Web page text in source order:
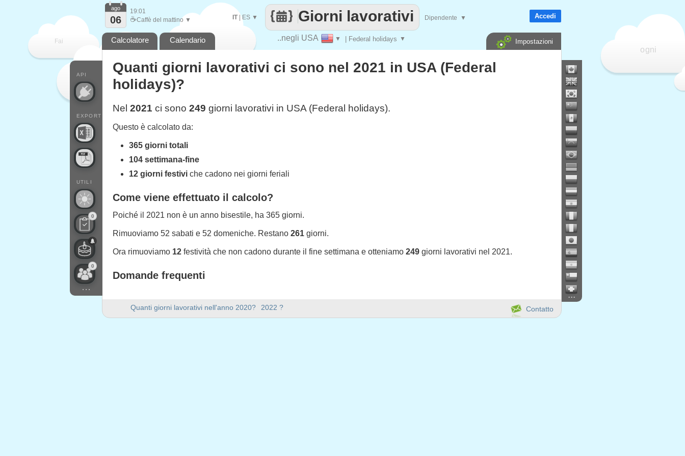
Fai
contare
ogni
..negli USA ▼ | Federal holidays ▼
Giorni lavorativi
IT|ES ▼ Dipendente ▼
API
EXPORT
UTILI
0
0
...
ago
06
19:01
☕Caffè del mattino ▼ Accedi
Calcolatore Calendario Impostazioni
Quanti giorni lavorativi nell'anno 2020? 2022 ?
...
Contatto
Quanti giorni lavorativi ci sono nel 2021 in USA (Federal
holidays)?
Nel 2021 ci sono 249 giorni lavorativi in USA (Federal holidays).
Questo è calcolato da:
365 giorni totali
104 settimana-fine
12 giorni festivi che cadono nei giorni feriali
Come viene effettuato il calcolo?
Poiché il 2021 non è un anno bisestile, ha 365 giorni.
Rimuoviamo 52 sabati e 52 domeniche. Restano 261 giorni.
Ora rimuoviamo 12 festività che non cadono durante il fine settimana e otteniamo 249 giorni lavorativi nel 2021.
Domande frequenti
Ci sono 249 giorni lavorativi nel 2021 in USA (Federal holidays).